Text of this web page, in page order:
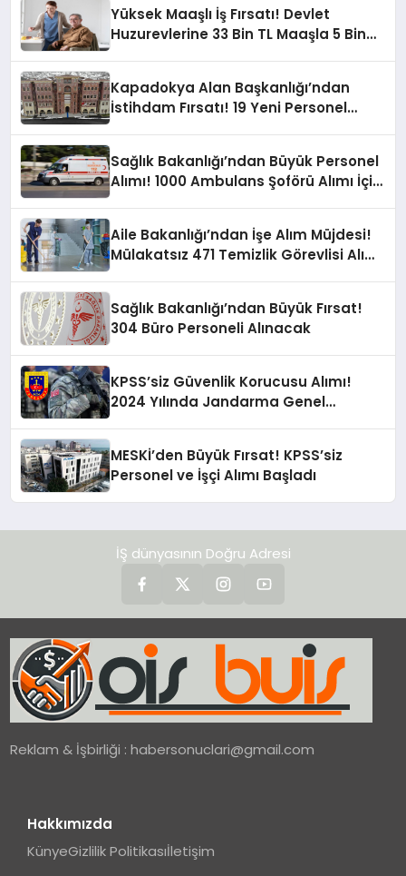
Yüksek Maaşlı İş Fırsatı! Devlet
Huzurevlerine 33 Bin TL Maaşla 5 Bin
Kapadokya Alan Başkanlığı’ndan
İstihdam Fırsatı! 19 Yeni Personel
Sağlık Bakanlığı’ndan Büyük Personel
Alımı! 1000 Ambulans Şoförü Alımı İçin
Aile Bakanlığı’ndan İşe Alım Müjdesi!
Mülakatsız 471 Temizlik Görevlisi Alımı
Sağlık Bakanlığı’ndan Büyük Fırsat!
304 Büro Personeli Alınacak
KPSS’siz Güvenlik Korucusu Alımı!
2024 Yılında Jandarma Genel
MESKİ’den Büyük Fırsat! KPSS’siz
Personel ve İşçi Alımı Başladı
İŞ dünyasının Doğru Adresi
Reklam & İşbirliği :habersonuclari@gmail.com
Hakkımızda
KünyeGizlilik Politikasıİletişim